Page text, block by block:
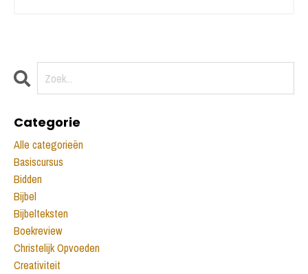
Categorie
Alle categorieën
Basiscursus
Bidden
Bijbel
Bijbelteksten
Boekreview
Christelijk Opvoeden
Creativiteit